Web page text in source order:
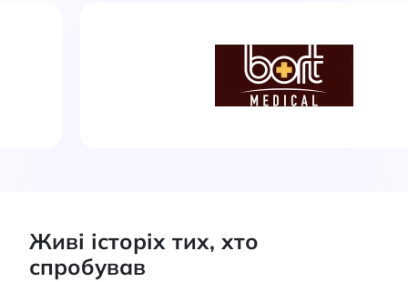
Живі історіх тих, хто
спробував